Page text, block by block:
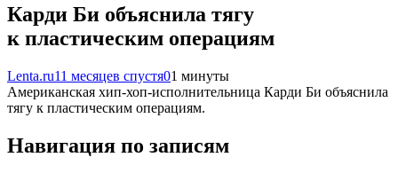
Карди Би объяснила тягу
к пластическим операциям
Lenta.ru11 месяцев спустя01 минуты
Американская хип-хоп-исполнительница Карди Би объяснила
тягу к пластическим операциям.
Навигация по записям